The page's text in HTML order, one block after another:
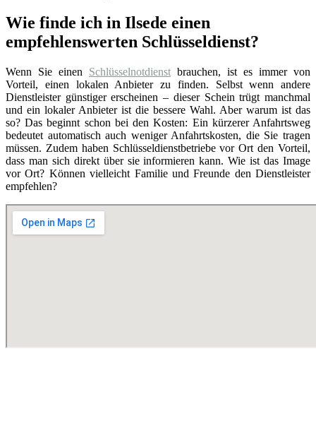
Wie finde ich in Ilsede einen
empfehlenswerten Schlüsseldienst?
Wenn Sie einen Schlüsselnotdienst brauchen, ist es immer von
Vorteil, einen lokalen Anbieter zu finden. Selbst wenn andere
Dienstleister günstiger erscheinen – dieser Schein trügt manchmal
und ein lokaler Anbieter ist die bessere Wahl. Aber warum ist das
so? Das beginnt schon bei den Kosten: Ein kürzerer Anfahrtsweg
bedeutet automatisch auch weniger Anfahrtskosten, die Sie tragen
müssen. Zudem haben Schlüsseldienstbetriebe vor Ort den Vorteil,
dass man sich direkt über sie informieren kann. Wie ist das Image
vor Ort? Können vielleicht Familie und Freunde den Dienstleister
empfehlen?